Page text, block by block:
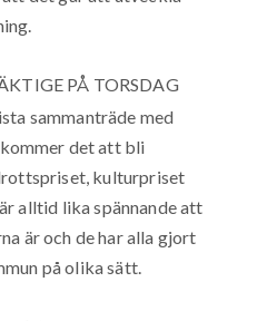
PÅ TORSDAG
sammanträde med
det att bli
kulturpriset
alltid lika spännande att
är och de har alla gjort
på olika sätt.